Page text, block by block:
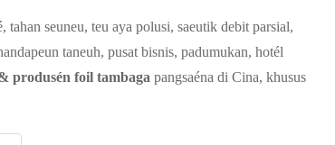
seuneu, teu aya polusi, saeutik debit parsial,
taneuh, pusat bisnis, padumukan, hotél
produsén foil tambaga pangsaéna di Cina, khusus